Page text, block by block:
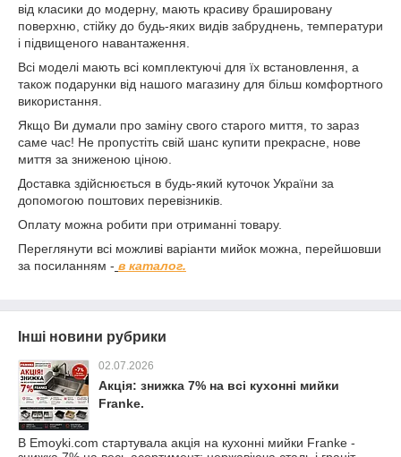
від класики до модерну, мають красиву брашировану
поверхню, стійку до будь-яких видів забруднень, температури
і підвищеного навантаження.
Всі моделі мають всі комплектуючі для їх встановлення, а
також подарунки від нашого магазину для більш комфортного
використання.
Якщо Ви думали про заміну свого старого миття, то зараз
саме час! Не пропустіть свій шанс купити прекрасне, нове
миття за зниженою ціною.
Доставка здійснюється в будь-який куточок України за
допомогою поштових перевізників.
Оплату можна робити при отриманні товару.
Переглянути всі можливі варіанти мийок можна, перейшовши
за посиланням - в каталог.
Інші новини рубрики
02.07.2026
Акція: знижка 7% на всі кухонні мийки
Franke.
В Emoyki.com стартувала акція на кухонні мийки Franke -